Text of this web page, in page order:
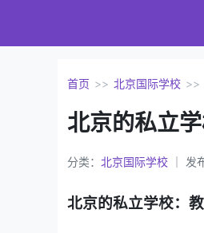
首页 >> 北京国际学校 >>
北京的私立
分类： 北京国际学校 ｜ 发
北京的私立学校：